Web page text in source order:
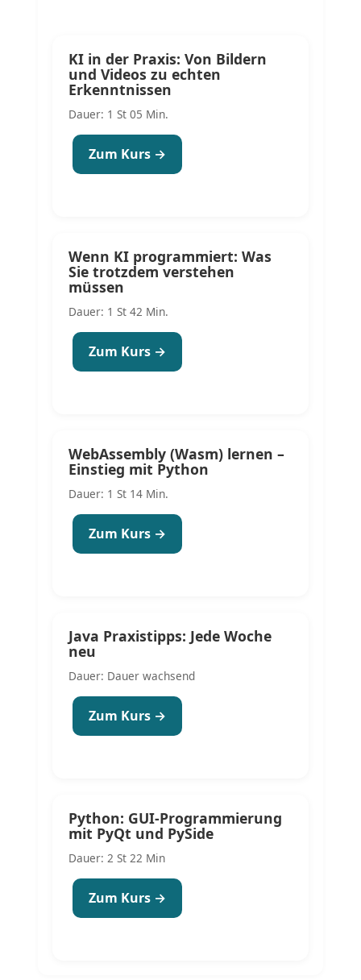
KI in der Praxis: Von Bildern
und Videos zu echten
Erkenntnissen
Dauer: 1 St 05 Min.
Zum Kurs →
Wenn KI programmiert: Was
Sie trotzdem verstehen
müssen
Dauer: 1 St 42 Min.
Zum Kurs →
WebAssembly (Wasm) lernen –
Einstieg mit Python
Dauer: 1 St 14 Min.
Zum Kurs →
Java Praxistipps: Jede Woche
neu
Dauer: Dauer wachsend
Zum Kurs →
Python: GUI-Programmierung
mit PyQt und PySide
Dauer: 2 St 22 Min
Zum Kurs →